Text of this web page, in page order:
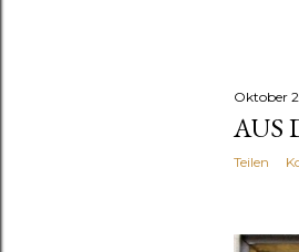
Oktober
AUS
Teilen